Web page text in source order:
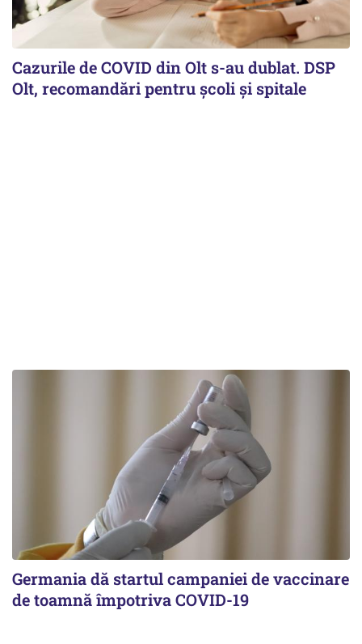
Cazurile de COVID din Olt s-au dublat. DSP
Olt, recomandări pentru școli și spitale
Germania dă startul campaniei de vaccinare
de toamnă împotriva COVID-19